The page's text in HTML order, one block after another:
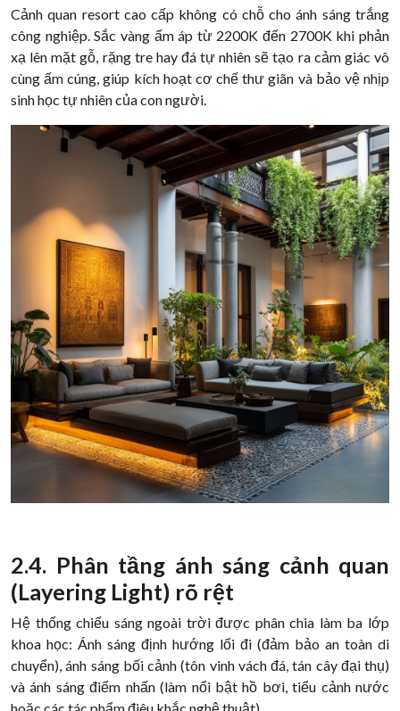
Cảnh quan resort cao cấp không có chỗ cho ánh sáng trắng
công nghiệp. Sắc vàng ấm áp từ 2200K đến 2700K khi phản
xạ lên mặt gỗ, rặng tre hay đá tự nhiên sẽ tạo ra cảm giác vô
cùng ấm cúng, giúp kích hoạt cơ chế thư giãn và bảo vệ nhịp
sinh học tự nhiên của con người.
2.4. Phân tầng ánh sáng cảnh quan
(Layering Light) rõ rệt
Hệ thống chiếu sáng ngoài trời được phân chia làm ba lớp
khoa học: Ánh sáng định hướng lối đi (đảm bảo an toàn di
chuyển), ánh sáng bối cảnh (tôn vinh vách đá, tán cây đại thụ)
và ánh sáng điểm nhấn (làm nổi bật hồ bơi, tiểu cảnh nước